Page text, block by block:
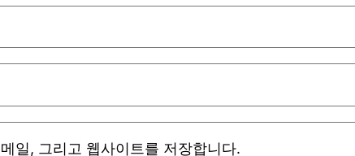
일, 그리고 웹사이트를 저장합니다.